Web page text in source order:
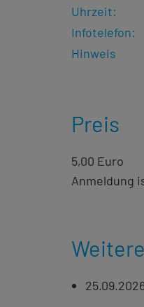
Uhrzeit:
Infotelefon:
Hinweis
Preis
5,00 Euro
Anmeldung